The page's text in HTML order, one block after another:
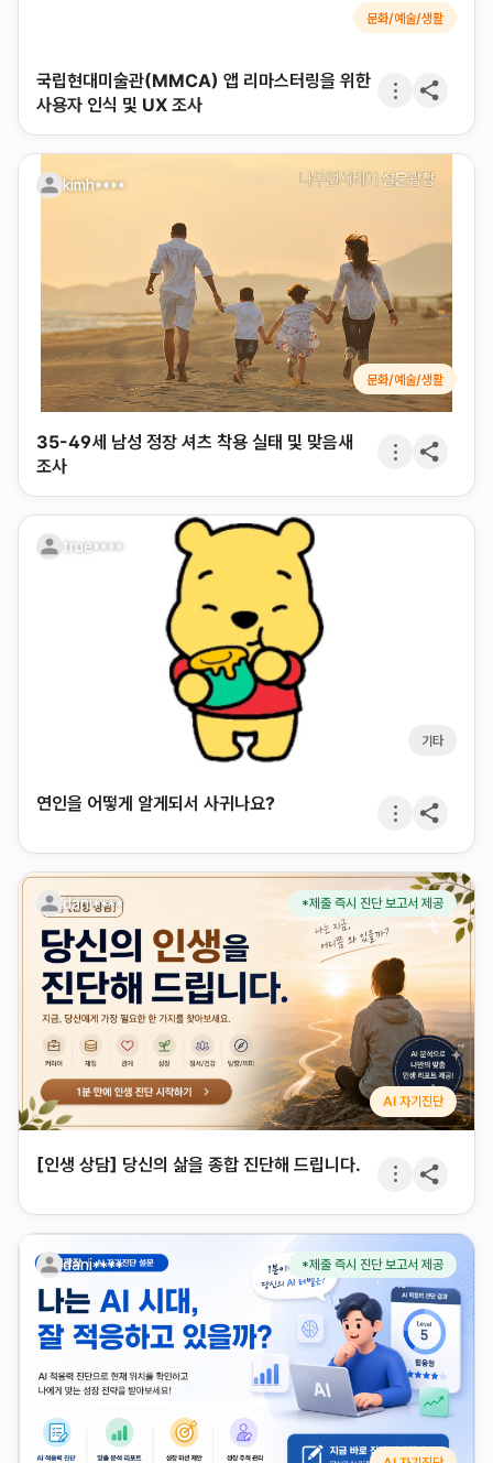
문화/예술/생활
국립현대미술관(MMCA) 앱 리마스터링을 위한
사용자 인식 및 UX 조사
kimh****
문화/예술/생활
35-49세 남성 정장 셔츠 착용 실태 및 맞음새
조사
true****
기타
연인을 어떻게 알게되서 사귀나요?
dani**** *제출 즉시 진단 보고서 제공
AI 자기진단
[인생 상담] 당신의 삶을 종합 진단해 드립니다.
dani**** *제출 즉시 진단 보고서 제공